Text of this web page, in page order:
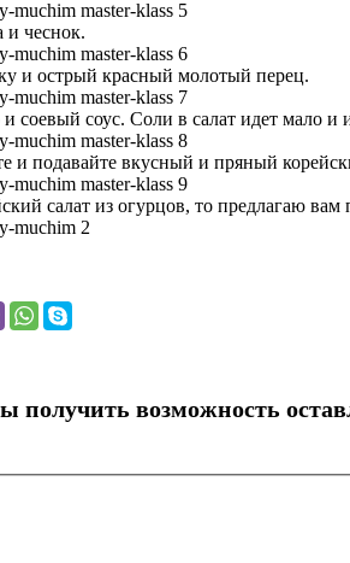
и чеснок.
и острый красный молотый перец.
соевый соус. Соли в салат идет мало и
и подавайте вкусный и пряный
салат из огурцов, то предлагаю
получить возможность